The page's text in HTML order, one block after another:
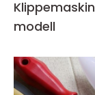
Klippemaskiner til
modell